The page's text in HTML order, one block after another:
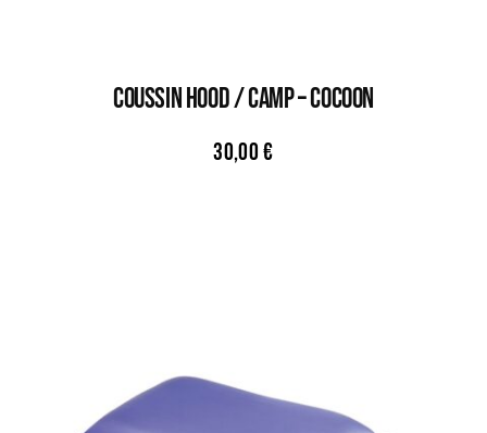
COUSSIN HOOD / CAMP – COCOON
30,00€